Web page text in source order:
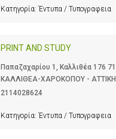
Κατηγορία: Έντυπα / Τυπογραφεια
PRINT AND STUDY
Παπαζαχαρίου 1, Καλλιθέα 176
ΚΑΛΛΙΘΕΑ-ΧΑΡΟΚΟΠΟΥ -
2114028624
Κατηγορία: Έντυπα / Τυπογραφεια